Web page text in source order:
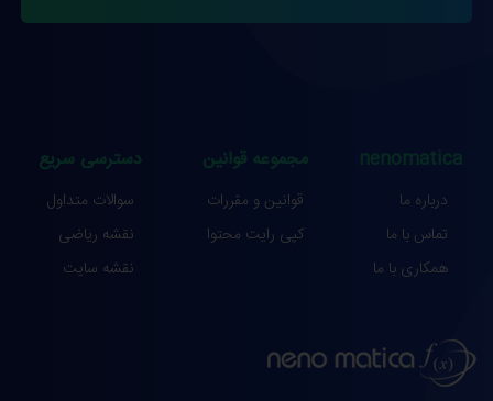
nenomatica
درباره ما
تماس با ما
همکاری با ما
مجموعه قوانین
قوانین و مقررات
کپی رایت محتوا
دسترسی سریع
سوالات متداول
نقشه ریاضی
نقشه سایت